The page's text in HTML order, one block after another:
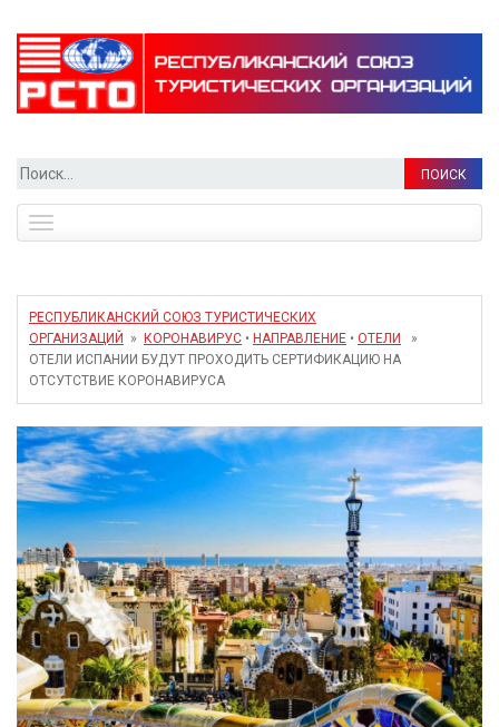
Найти:
navigation
РЕСПУБЛИКАНСКИЙ СОЮЗ ТУРИСТИЧЕСКИХ
ОРГАНИЗАЦИЙ
» КОРОНАВИРУС • НАПРАВЛЕНИЕ • ОТЕЛИ
»
ОТЕЛИ ИСПАНИИ БУДУТ ПРОХОДИТЬ СЕРТИФИКАЦИЮ НА
ОТСУТСТВИЕ КОРОНАВИРУСА